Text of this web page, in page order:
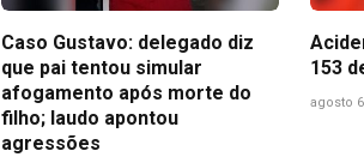
Caso Gustavo: delegado diz
que pai tentou simular
afogamento após morte do
filho; laudo apontou
agressões
153
agosto